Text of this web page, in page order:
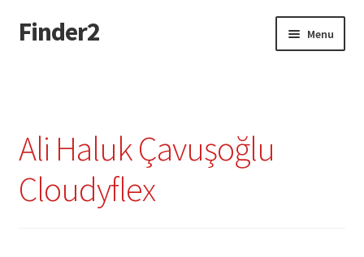
Skip
to
Skip
to
Finder2 Menu
Ali Haluk Çavuşoğlu
Cloudyflex